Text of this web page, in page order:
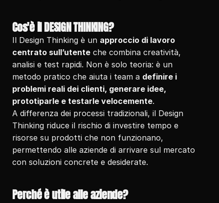
Cos'è il DESIGN THINKING?
Il Design Thinking è un approccio di lavoro
centrato sull’utente che combina creatività,
analisi e test rapidi. Non è solo teoria: è un
metodo pratico che aiuta i team a definire i
problemi reali dei clienti, generare idee,
prototiparle e testarle velocemente.
A differenza dei processi tradizionali, il Design
Thinking riduce il rischio di investire tempo e
risorse su prodotti che non funzionano,
permettendo alle aziende di arrivare sul mercato
con soluzioni concrete e desiderate.
Perché è utile alle aziende?